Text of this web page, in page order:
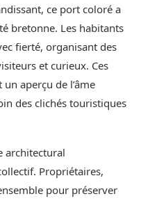
ce port coloré a
bretonne. Les habitants
fierté, organisant des
et curieux. Ces
aperçu de l’âme
des clichés touristiques
architectural
Propriétaires,
pour préserver